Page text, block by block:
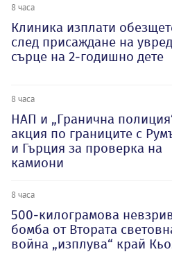
8 часа
Клиника изплати
след присаждане на
сърце на 2-годишно дете
8 часа
НАП и „Гранична
акция по границите с
и Гърция за проверка на
камиони
8 часа
500-килограмова
бомба от Втората
война „изплува“ край